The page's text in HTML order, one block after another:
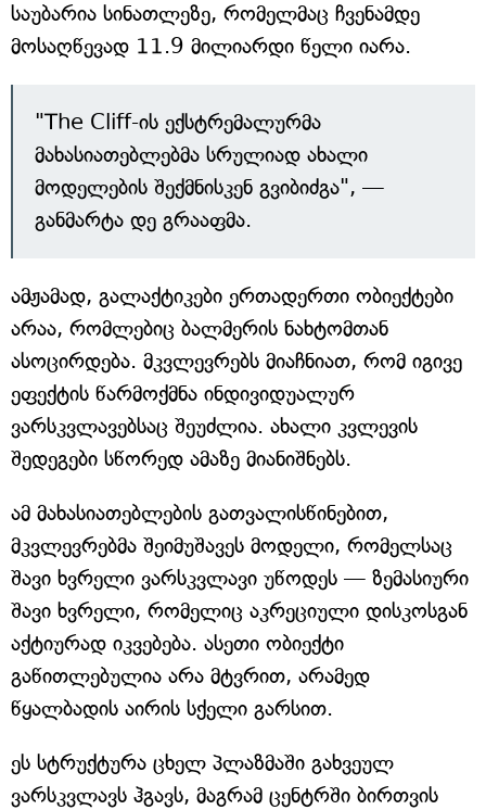
საუბარია სინათლეზე, რომელმაც ჩვენამდე
მოსაღწევად 11.9 მილიარდი წელი იარა.
"The Cliff-ის ექსტრემალურმა
მახასიათებლებმა სრულიად ახალი
მოდელების შექმნისკენ გვიბიძგა", —
განმარტა დე გრააფმა.
ამჟამად, გალაქტიკები ერთადერთი ობიექტები
არაა, რომლებიც ბალმერის ნახტომთან
ასოცირდება. მკვლევრებს მიაჩნიათ, რომ იგივე
ეფექტის წარმოქმნა ინდივიდუალურ
ვარსკვლავებსაც შეუძლია. ახალი კვლევის
შედეგები სწორედ ამაზე მიანიშნებს.
ამ მახასიათებლების გათვალისწინებით,
მკვლევრებმა შეიმუშავეს მოდელი, რომელსაც
შავი ხვრელი ვარსკვლავი უწოდეს — ზემასიური
შავი ხვრელი, რომელიც აკრეციული დისკოსგან
აქტიურად იკვებება. ასეთი ობიექტი
გაწითლებულია არა მტვრით, არამედ
წყალბადის აირის სქელი გარსით.
ეს სტრუქტურა ცხელ პლაზმაში გახვეულ
ვარსკვლავს ჰგავს, მაგრამ ცენტრში ბირთვის